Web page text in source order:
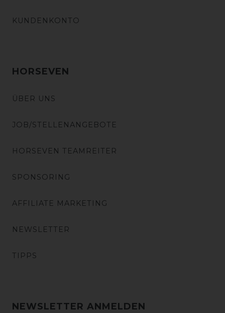
KUNDENKONTO
HORSEVEN
ÜBER UNS
JOB/STELLENANGEBOTE
HORSEVEN TEAMREITER
SPONSORING
AFFILIATE MARKETING
NEWSLETTER
TIPPS
NEWSLETTER ANMELDEN